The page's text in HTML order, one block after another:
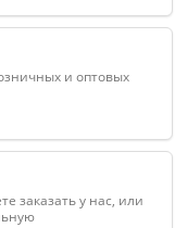
и оптовых
заказать у нас, или